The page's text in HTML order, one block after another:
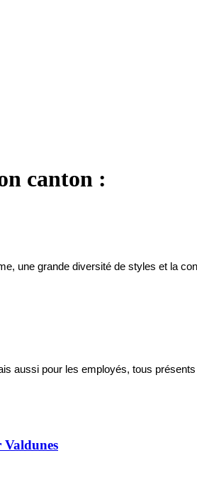
canton :
une grande diversité de styles et la
aussi pour les employés, tous présents
Valdunes